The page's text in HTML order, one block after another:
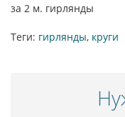
за 2 м. гирлянды
Теги: гирлянды, круги